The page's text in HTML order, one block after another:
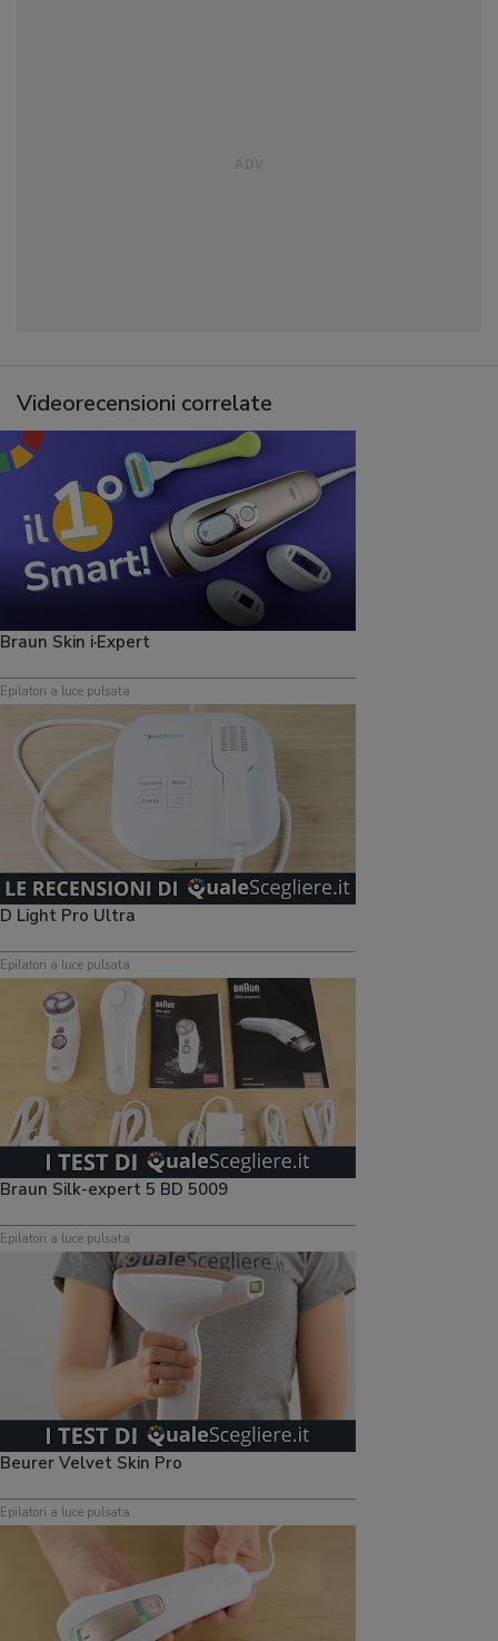
Videorecensioni correlate
Braun Skin i·Expert
Epilatori a luce pulsata
D Light Pro Ultra
Epilatori a luce pulsata
Braun Silk-expert 5 BD 5009
Epilatori a luce pulsata
Beurer Velvet Skin Pro
Epilatori a luce pulsata